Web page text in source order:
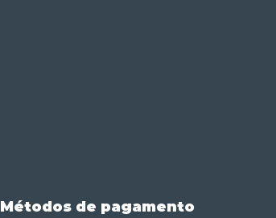
Métodos de pagamento